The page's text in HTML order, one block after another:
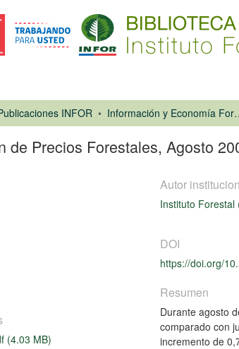
INFOR
de Precios Forestales, Agosto
(4.03 MB)
Autor
Instituto Forestal
DOI
https://doi.org/
Resumen
Durante agosto
comparado con
incremento de